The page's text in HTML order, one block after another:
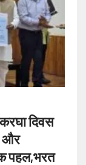
दिवस
और
पहल,भरत